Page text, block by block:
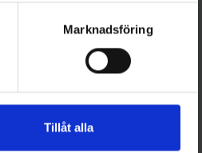
Marknadsföring
Tillåt alla